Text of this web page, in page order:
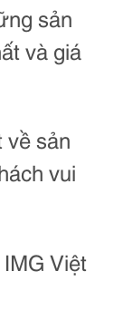
sản
và giá
sản
vui
Việt